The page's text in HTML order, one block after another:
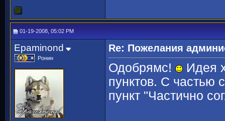
01-19-2008, 05:02 PM
Epaminond
Ронин
Re: Пожелания
Одобрямс!
Идея
пунктов. С частью
пункт "Частично